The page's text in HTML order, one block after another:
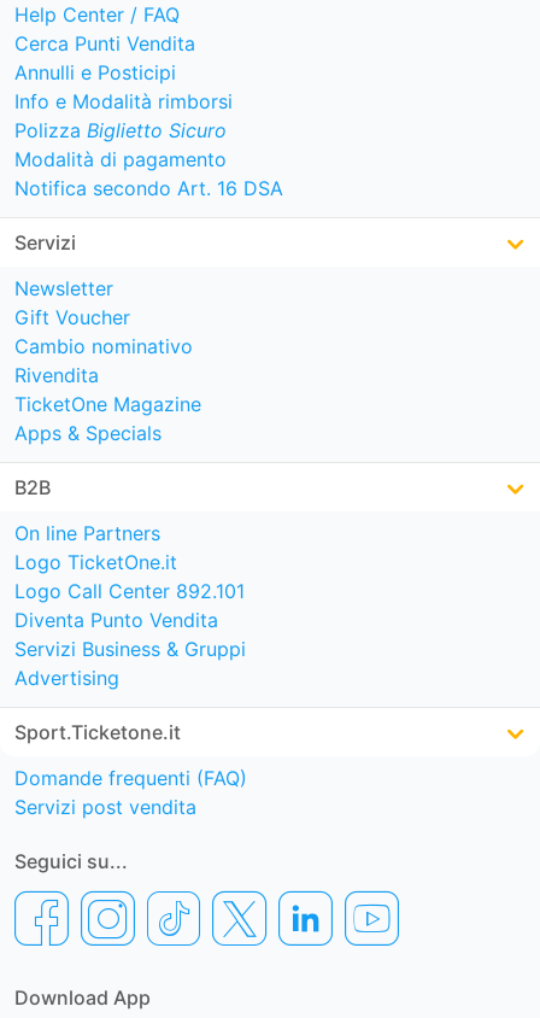
Help Center / FAQ
Cerca Punti Vendita
Annulli e Posticipi
Info e Modalità rimborsi
Polizza Biglietto Sicuro
Modalità di pagamento
Notifica secondo Art. 16 DSA
Servizi
Newsletter
Gift Voucher
Cambio nominativo
Rivendita
TicketOne Magazine
Apps & Specials
B2B
On line Partners
Logo TicketOne.it
Logo Call Center 892.101
Diventa Punto Vendita
Servizi Business & Gruppi
Advertising
Sport.Ticketone.it
Domande frequenti (FAQ)
Servizi post vendita
Seguici su...
Download App